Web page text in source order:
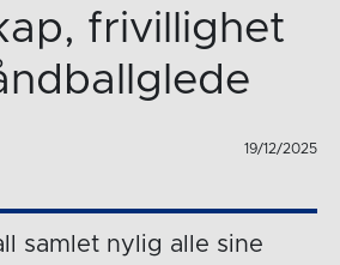
frivillighet
19/12/2025
samlet nylig alle sine